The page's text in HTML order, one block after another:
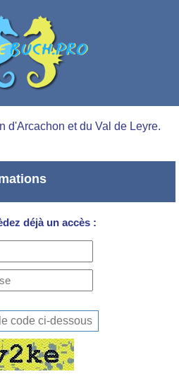
d'Arcachon et du Val de Leyre.
déjà un accès :